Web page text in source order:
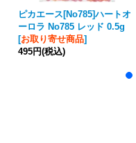
ピカエース[No785]ハートオ
ーロラ No785 レッド 0.5g
[お取り寄せ商品]
495円(税込)